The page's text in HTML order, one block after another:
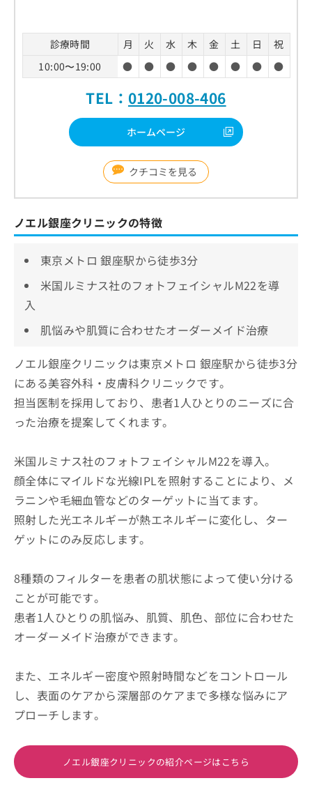
診療時間 月 火 水 木 金 土 日
祝
10:00〜19:00
● ● ● ● ● ● ● ●
TEL： 0120-008-406
ホームページ
クチコミを見る
ノエル銀座クリニックの特徴
東京メトロ 銀座駅から徒歩3分
米国ルミナス社のフォトフェイシャルM22を導
入
肌悩みや肌質に合わせたオーダーメイド治療
ノエル銀座クリニックは東京メトロ 銀座駅から徒歩3分
にある美容外科・皮膚科クリニックです。
担当医制を採用しており、患者1人ひとりのニーズに合
った治療を提案してくれます。
米国ルミナス社のフォトフェイシャルM22を導入。
顔全体にマイルドな光線IPLを照射することにより、メ
ラニンや毛細血管などのターゲットに当てます。
照射した光エネルギーが熱エネルギーに変化し、ター
ゲットにのみ反応します。
8種類のフィルターを患者の肌状態によって使い分ける
ことが可能です。
患者1人ひとりの肌悩み、肌質、肌色、部位に合わせた
オーダーメイド治療ができます。
また、エネルギー密度や照射時間などをコントロール
し、表面のケアから深層部のケアまで多様な悩みにア
プローチします。
ノエル銀座クリニックの紹介ページはこちら